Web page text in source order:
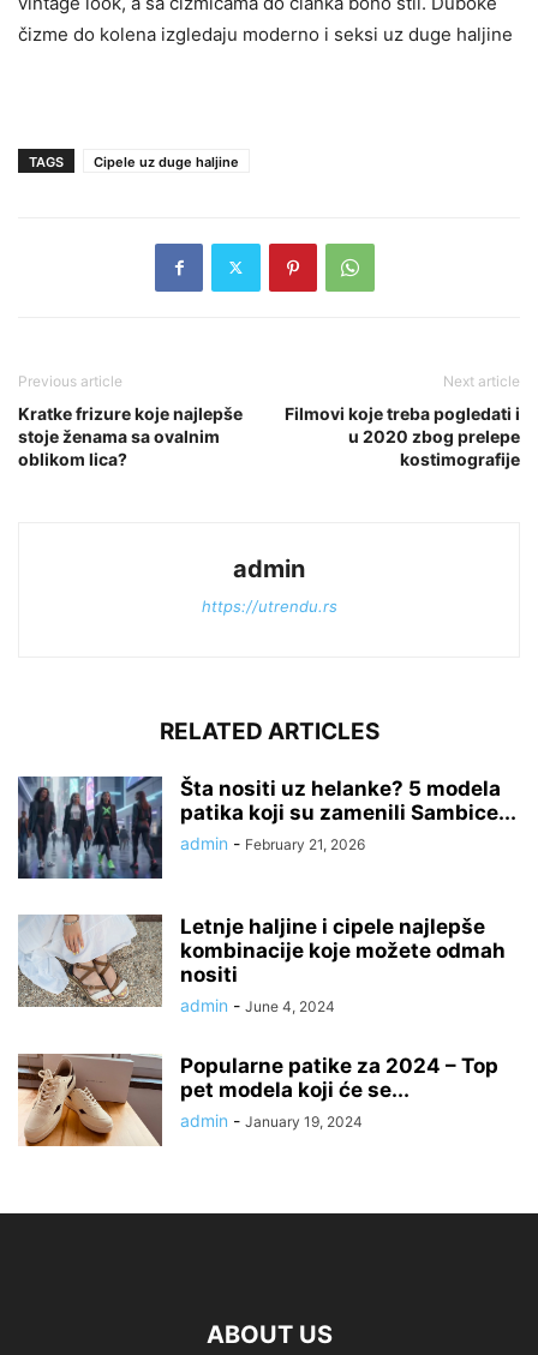
čizme do kolena izgledaju moderno i seksi uz duge haljine
TAGS Cipele uz duge haljine
Previous article
Kratke frizure koje najlepše
stoje ženama sa ovalnim
oblikom lica?
Next article
Filmovi koje treba pogledati i
u 2020 zbog prelepe
kostimografije
admin
https://utrendu.rs
RELATED ARTICLES
Šta nositi uz helanke? 5 modela
patika koji su zamenili Sambice...
admin - February 21, 2026
Letnje haljine i cipele najlepše
kombinacije koje možete odmah
nositi
admin - June 4, 2024
Popularne patike za 2024 – Top
pet modela koji će se...
admin - January 19, 2024
ABOUT US